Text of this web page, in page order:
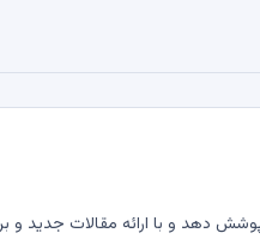
دهد و با ارائه مقالات جدید و